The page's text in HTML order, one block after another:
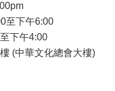
至下午6:00
下午4:00
(中華文化總會大樓)